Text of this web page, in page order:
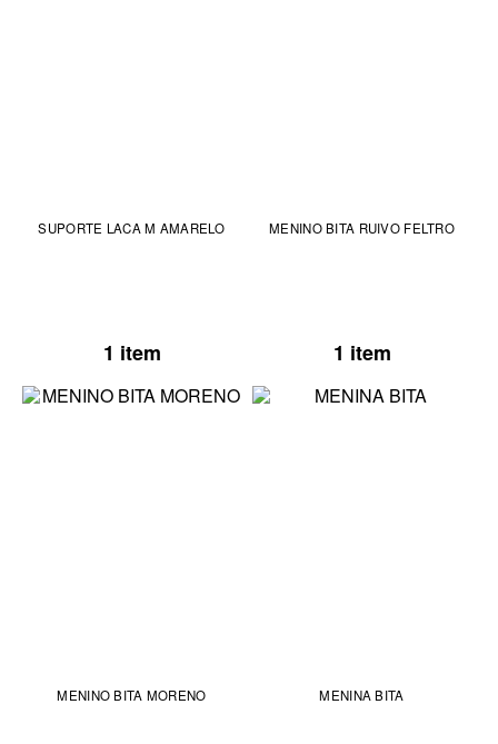
SUPORTE LACA M AMARELO
1 item
MENINO BITA RUIVO FELTRO
1 item
MENINO BITA MORENO MENINA BITA